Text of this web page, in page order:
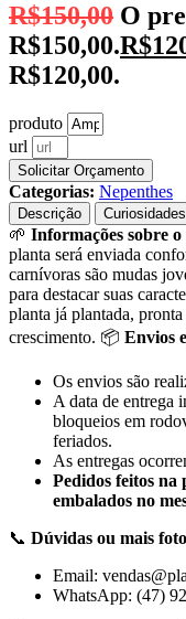
R$150,00 O
R$150,00.R$
R$120,00.
produto
url
Solicitar Orçamento
Categorias: Nepenthes
Descrição Curiosidades
🌱 Informações sobre
planta será enviada
carnívoras são mudas
para destacar suas
planta já plantada,
crescimento. 📦 Envios
Os envios são
A data de entrega
bloqueios em
feriados.
As entregas
Pedidos feitos na
embalados no
📞 Dúvidas ou mais
Email:
WhatsApp: (47)